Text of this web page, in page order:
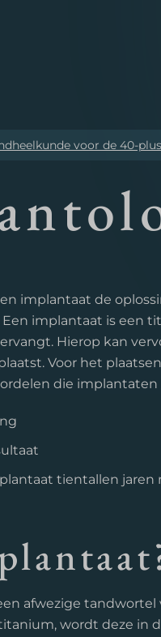
voor de 40-
implantaat de
implantaat is een
Hierop kan
Voor het
die implantaten
tientallen jaren
afwezige tandwortel
wordt deze in